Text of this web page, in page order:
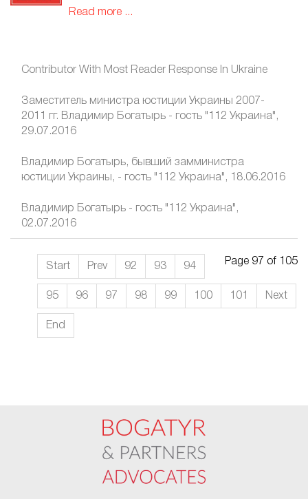
Read more ...
Contributor With Most Reader Response In Ukraine
Заместитель министра юстиции Украины 2007-
2011 гг. Владимир Богатырь - гость "112 Украина",
29.07.2016
Владимир Богатырь, бывший замминистра
юстиции Украины, - гость "112 Украина", 18.06.2016
Владимир Богатырь - гость "112 Украина",
02.07.2016
Page 97 of 105
Start Prev 92 93 94
95 96 97 98 99 100 101 Next
End